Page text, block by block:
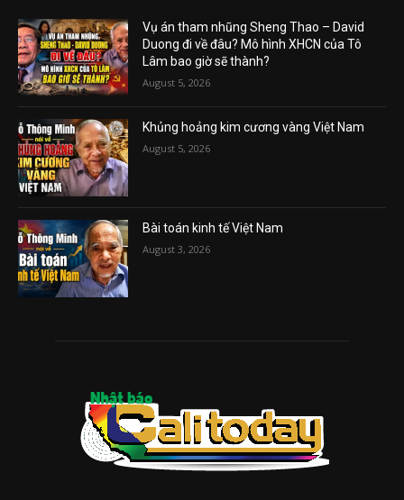
Vụ án tham nhũng Sheng Thao – David
Duong đi về đâu? Mô hình XHCN của Tô
Lâm bao giờ sẽ thành?
August 5, 2026
Khủng hoảng kim cương vàng Việt Nam
August 5, 2026
Bài toán kinh tế Việt Nam
August 3, 2026